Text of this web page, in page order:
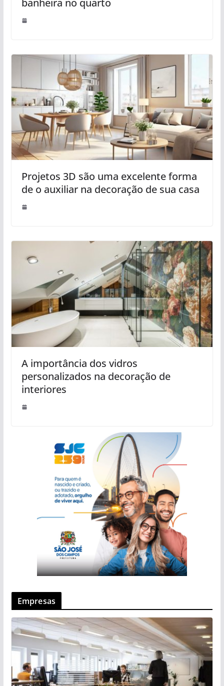
Projetos 3D são uma excelente forma
de o auxiliar na decoração de sua casa
A importância dos vidros
personalizados na decoração de
interiores
Empresas